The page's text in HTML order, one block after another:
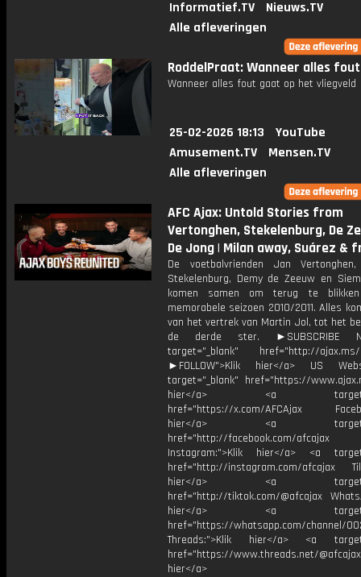
Informatief.TV
Nieuws.TV
Alle afleveringen
RoddelPraat: Wanneer alles
Wanneer alles fout gaat op het vliegveld
25-02-2026 18:13
YouTube
Amusement.TV
Mensen.TV
Alle afleveringen
AFC Ajax: Untold Stories from
Vertonghen, Stekelenburg, De
De Jong | Milan away, Suárez &
De voetbalvrienden Jan
Stekelenburg, Demy de Zeeuw en
komen samen om terug te
memorabele seizoen 2010/2011. Alles
van het vertrek van Martin Jol, tot het
de derde ster. ►SUBSCRIBE
target="_blank" href="http://ajax.ms/
►FOLLOW">Klik hier</a> US
target="_blank" href="https://
hier</a> <a
href="https://x.com/AFCAjax
hier</a> <a
href="http://facebook.com/afcajax
Instagram:">Klik hier</a> <a
href="http://instagram.com/afcajax
hier</a> <a
href="http://tiktok.com/@afcajax
hier</a> <a
href="https://whatsapp.com/channel/
Threads:">Klik hier</a> <a
href="https://www.threads.net/
hier</a>